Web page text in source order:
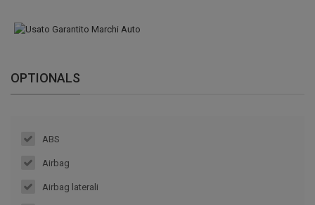
OPTIONALS
ABS
Airbag
Airbag laterali